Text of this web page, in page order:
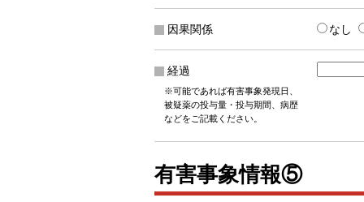
因果関係 なし
経過
※可能であれば有害事象発現日、
被疑薬の投与量・投与期間、病歴
などをご記載ください。
有害事象情報⑤